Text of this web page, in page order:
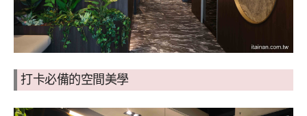
打卡必備的空間美學